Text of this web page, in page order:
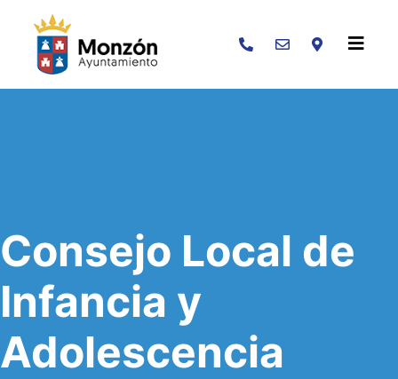
Buscar
Consejo Local de
Infancia y
Adolescencia